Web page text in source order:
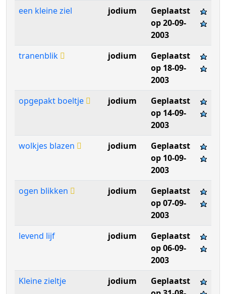
een kleine ziel jodium
Geplaatst
op 20-09-
2003
tranenblik
jodium
Geplaatst
op 18-09-
2003
opgepakt boeltje
jodium
Geplaatst
op 14-09-
2003
wolkjes blazen
jodium
Geplaatst
op 10-09-
2003
ogen blikken
jodium
Geplaatst
op 07-09-
2003
levend lijf
jodium
Geplaatst
op 06-09-
2003
Kleine zieltje
jodium
Geplaatst